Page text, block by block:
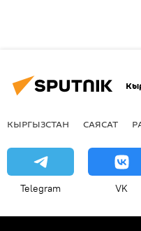
КЫРГЫЗСТАН САЯСАТ
Telegram VK